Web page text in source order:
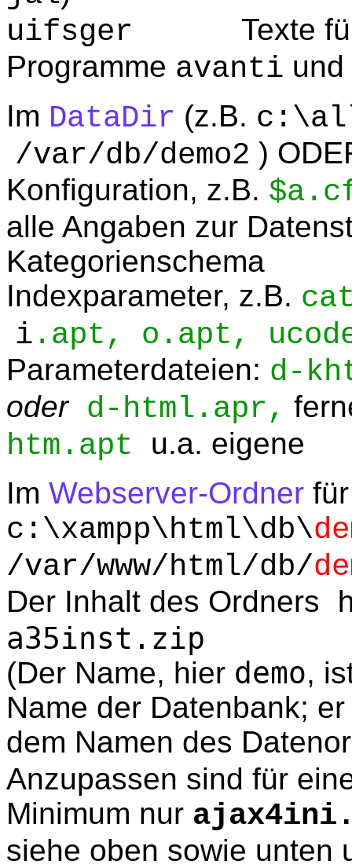
uifsger Texte
Programme avanti und
Im DataDir (z.B.
/var/db/demo2 )
Konfiguration, z.B.
alle Angaben zur
Kategorienschema
Indexparameter, z.B.
i .apt, o.apt,
Parameterdateien: d-
oder d-html.apr,
htm.apt
u.a. eigene
Im Webserver-Ordner
c:\xampp\html\db\
/var/www/html/db/
Der Inhalt des Ordners
a35inst.zip
(Der Name, hier demo,
Name der Datenbank;
dem Namen des
Anzupassen sind für
Minimum nur
siehe oben sowie